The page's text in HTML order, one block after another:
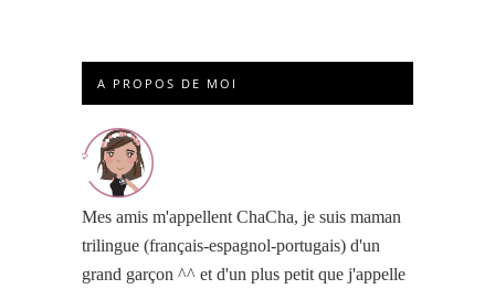
A PROPOS DE MOI
Mes amis m'appellent ChaCha, je suis maman
trilingue (français-espagnol-portugais) d'un
grand garçon ^^ et d'un plus petit que j'appelle